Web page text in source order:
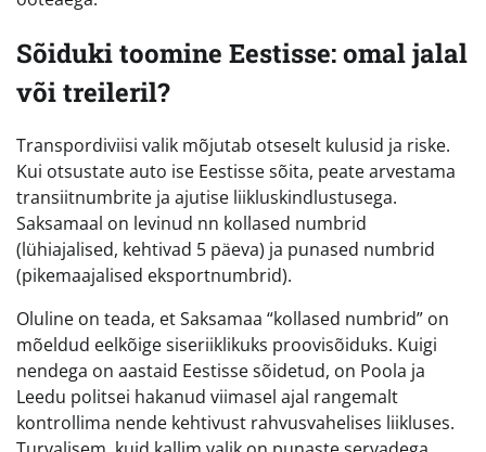
Sõiduki toomine Eestisse: omal jalal
või treileril?
Transpordiviisi valik mõjutab otseselt kulusid ja riske.
Kui otsustate auto ise Eestisse sõita, peate arvestama
transiitnumbrite ja ajutise liikluskindlustusega.
Saksamaal on levinud nn kollased numbrid
(lühiajalised, kehtivad 5 päeva) ja punased numbrid
(pikemaajalised eksportnumbrid).
Oluline on teada, et Saksamaa “kollased numbrid” on
mõeldud eelkõige siseriiklikuks proovisõiduks. Kuigi
nendega on aastaid Eestisse sõidetud, on Poola ja
Leedu politsei hakanud viimasel ajal rangemalt
kontrollima nende kehtivust rahvusvahelises liikluses.